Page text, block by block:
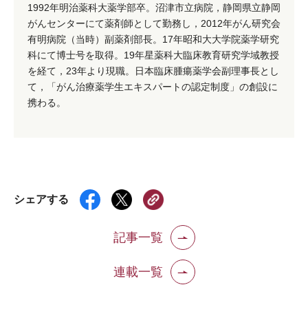
1992年明治薬科大薬学部卒。沼津市立病院，静岡県立静岡
がんセンターにて薬剤師として勤務し，2012年がん研究会
有明病院（当時）副薬剤部長。17年昭和大大学院薬学研究
科にて博士号を取得。19年星薬科大臨床教育研究学域教授
を経て，23年より現職。日本臨床腫瘍薬学会副理事長とし
て，「がん治療薬学生エキスパートの認定制度」の創設に
携わる。
シェアする
記事一覧
連載一覧